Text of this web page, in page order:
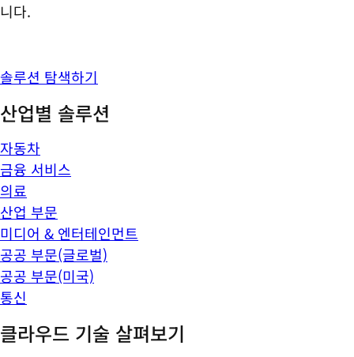
니다.
솔루션 탐색하기
산업별 솔루션
자동차
금융 서비스
의료
산업 부문
미디어 & 엔터테인먼트
공공 부문(글로벌)
공공 부문(미국)
통신
클라우드 기술 살펴보기